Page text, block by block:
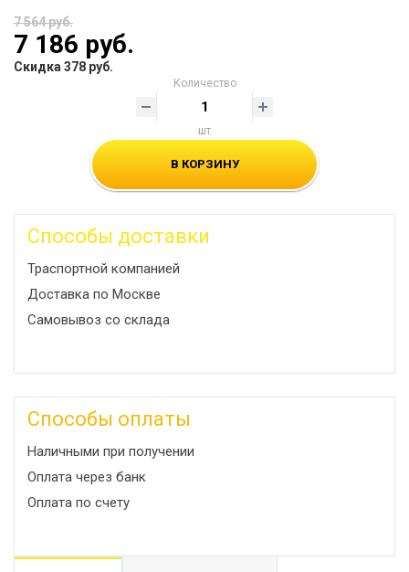
7 564 руб.
7 186 руб.
Скидка 378 руб.
Количество
шт
В КОРЗИНУ
Способы доставки
Траспортной компанией
Доставка по Москве
Самовывоз со склада
Способы оплаты
Наличными при получении
Оплата через банк
Оплата по счету